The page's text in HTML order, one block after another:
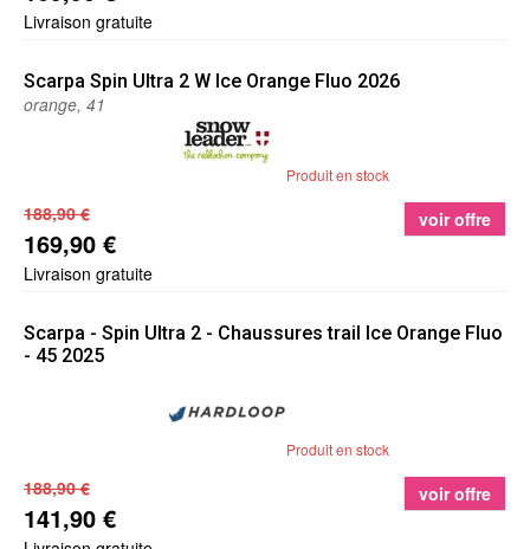
Livraison gratuite
Scarpa Spin Ultra 2 W Ice Orange Fluo 2026
orange, 41
Produit en stock
188,90 €
169,90 €
Livraison gratuite
voir offre
Scarpa - Spin Ultra 2 - Chaussures trail Ice Orange Fluo
- 45 2025
Produit en stock
188,90 €
141,90 €
voir offre